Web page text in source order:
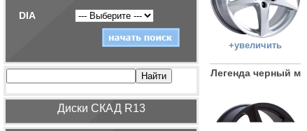
DIA
Диcки СКАД R13
+увеличить
Легенда черный м